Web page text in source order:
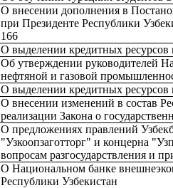
О внесении дополнения в
при Президенте Республики
166
О выделении кредитных ресурсов
Об утверждении руководителей
нефтяной и газовой
О выделении кредитных ресурсов
О внесении изменений в состав
реализации Закона о
О предложениях правлений
"Узкоопзаготторг" и концерна
вопросам разгосударствления и
О Национальном банке
Республики Узбекистан